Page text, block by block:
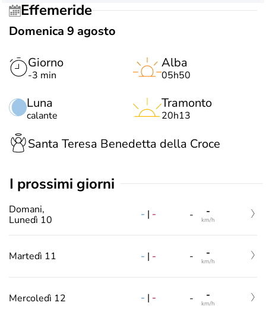
Effemeride
Domenica 9 agosto
Giorno
-3 min
Luna
calante
Alba
05h50
Tramonto
20h13
Santa Teresa Benedetta della Croce
i prossimi giorni
Domani,
Lunedì 10
- | - - -
km/h
Martedì 11 - | - - -
km/h
Mercoledì 12 - | - - -
km/h